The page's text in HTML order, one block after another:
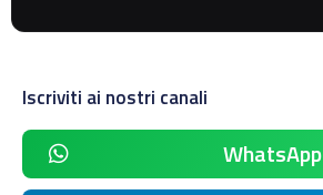
Iscriviti ai nostri canali
WhatsApp